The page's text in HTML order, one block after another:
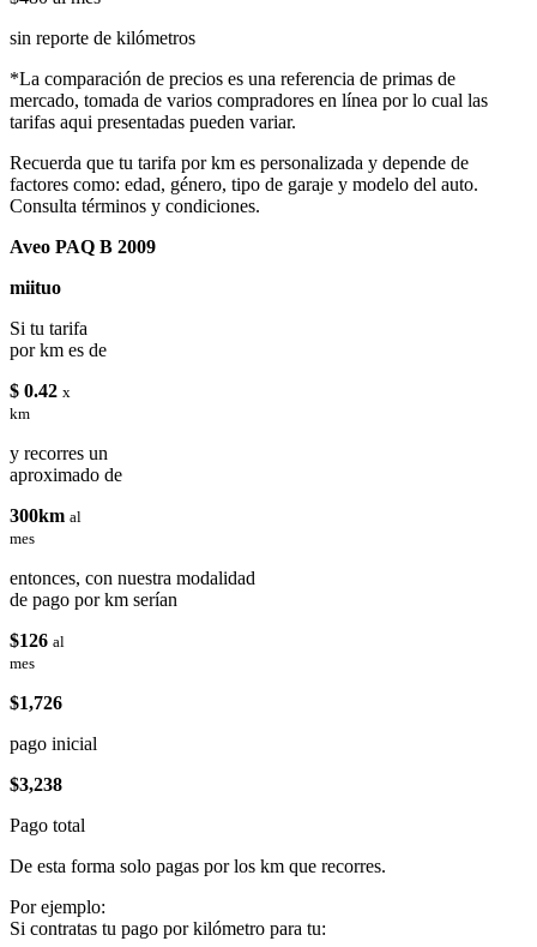
sin reporte de kilómetros
*La comparación de precios es una referencia de primas de
mercado, tomada de varios compradores en línea por lo cual las
tarifas aqui presentadas pueden variar.
Recuerda que tu tarifa por km es personalizada y depende de
factores como: edad, género, tipo de garaje y modelo del auto.
Consulta términos y condiciones.
Aveo PAQ B 2009
miituo
Si tu tarifa
por km es de
$ 0.42 x
km
y recorres un
aproximado de
300km al
mes
entonces, con nuestra modalidad
de pago por km serían
$126 al
mes
$1,726
pago inicial
$3,238
Pago total
De esta forma solo pagas por los km que recorres.
Por ejemplo:
Si contratas tu pago por kilómetro para tu: